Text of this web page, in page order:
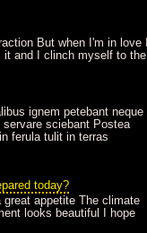
But when I'm in love I
it and I clinch myself to the
ignem petebant neque
servare sciebant Postea
ferula tulit in terras
today?
appetite The climate
looks beautiful I hope